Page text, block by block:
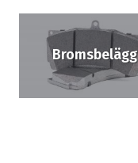
Bromsbelägg